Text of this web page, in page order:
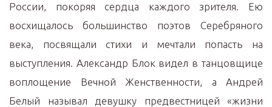
России, покоряя сердца каждого зрителя. Ею
восхищалось большинство поэтов Серебряного
века, посвящали стихи и мечтали попасть на
выступления. Александр Блок видел в танцовщице
воплощение Вечной Женственности, а Андрей
Белый называл девушку предвестницей «жизни